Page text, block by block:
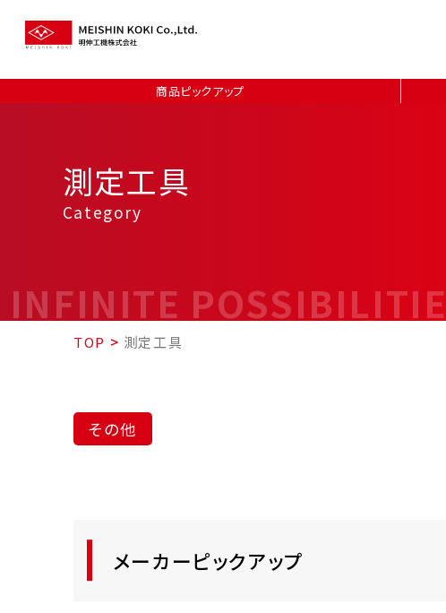
商品ピックアップ
測定工具
Category
INFINITE
TOP > 測定工具
その他
メーカーピックアップ